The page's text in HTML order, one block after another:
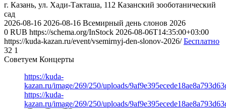
г. Казань, ул. Хади-Такташа, 112 Казанский зооботанический
сад
2026-08-16 2026-08-16 Всемирный день слонов 2026
0 RUB https://schema.org/InStock 2026-08-06T14:35:00+03:00
https://kuda-kazan.ru/event/vsemirnyj-den-slonov-2026/ Бесплатно
32 1
Советуем Концерты
https://kuda-
kazan.ru/image/269/250/uploads/
https://kuda-
kazan.ru/image/269/250/uploads/